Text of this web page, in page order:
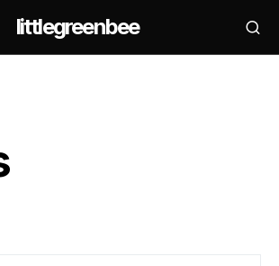
littlegreenbee